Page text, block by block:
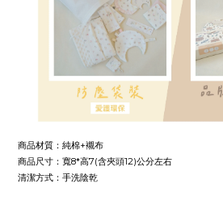
商品材質：純棉+襯布
商品尺寸：寬8*高7(含夾頭12)公分左右
清潔方式：手洗陰乾